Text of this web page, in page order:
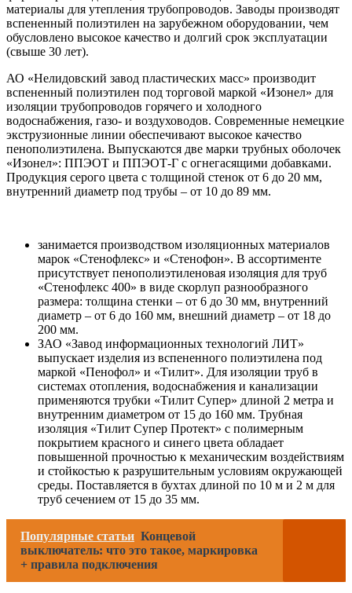
материалы для утепления трубопроводов. Заводы производят
вспененный полиэтилен на зарубежном оборудовании, чем
обусловлено высокое качество и долгий срок эксплуатации
(свыше 30 лет).
АО «Нелидовский завод пластических масс» производит
вспененный полиэтилен под торговой маркой «Изонел» для
изоляции трубопроводов горячего и холодного
водоснабжения, газо- и воздуховодов. Современные немецкие
экструзионные линии обеспечивают высокое качество
пенополиэтилена. Выпускаются две марки трубных оболочек
«Изонел»: ППЭОТ и ППЭОТ-Г с огнегасящими добавками.
Продукция серого цвета с толщиной стенок от 6 до 20 мм,
внутренний диаметр под трубы – от 10 до 89 мм.
занимается производством изоляционных материалов
марок «Стенофлекс» и «Стенофон». В ассортименте
присутствует пенополиэтиленовая изоляция для труб
«Стенофлекс 400» в виде скорлуп разнообразного
размера: толщина стенки – от 6 до 30 мм, внутренний
диаметр – от 6 до 160 мм, внешний диаметр – от 18 до
200 мм.
ЗАО «Завод информационных технологий ЛИТ»
выпускает изделия из вспененного полиэтилена под
маркой «Пенофол» и «Тилит». Для изоляции труб в
системах отопления, водоснабжения и канализации
применяются трубки «Тилит Супер» длиной 2 метра и
внутренним диаметром от 15 до 160 мм. Трубная
изоляция «Тилит Супер Протект» с полимерным
покрытием красного и синего цвета обладает
повышенной прочностью к механическим воздействиям
и стойкостью к разрушительным условиям окружающей
среды. Поставляется в бухтах длиной по 10 м и 2 м для
труб сечением от 15 до 35 мм.
Популярные статьи Концевой
выключатель: что это такое, маркировка
+ правила подключения